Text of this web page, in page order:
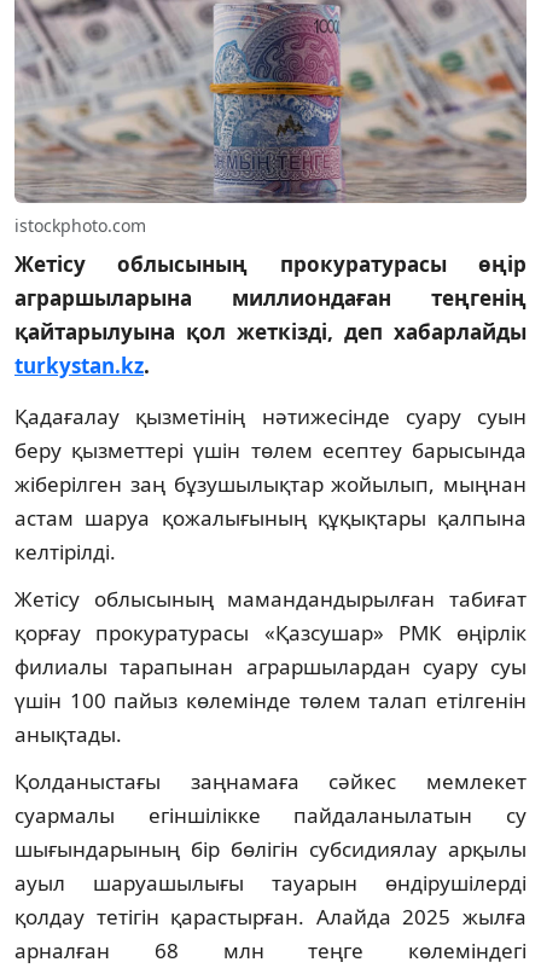
istockphoto.com
Жетісу облысының прокуратурасы өңір
аграршыларына миллиондаған теңгенің
қайтарылуына қол жеткізді, деп хабарлайды
turkystan.kz.
Қадағалау қызметінің нәтижесінде суару суын
беру қызметтері үшін төлем есептеу барысында
жіберілген заң бұзушылықтар жойылып, мыңнан
астам шаруа қожалығының құқықтары қалпына
келтірілді.
Жетісу облысының мамандандырылған табиғат
қорғау прокуратурасы «Қазсушар» РМК өңірлік
филиалы тарапынан аграршылардан суару суы
үшін 100 пайыз көлемінде төлем талап етілгенін
анықтады.
Қолданыстағы заңнамаға сәйкес мемлекет
суармалы егіншілікке пайдаланылатын су
шығындарының бір бөлігін субсидиялау арқылы
ауыл шаруашылығы тауарын өндірушілерді
қолдау тетігін қарастырған. Алайда 2025 жылға
арналған 68 млн теңге көлеміндегі